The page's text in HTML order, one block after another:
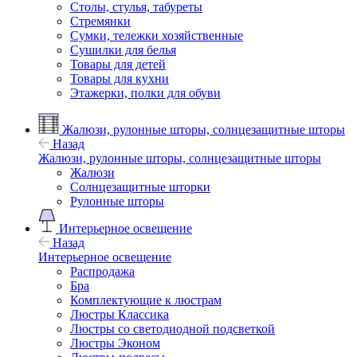
Столы, стулья, табуреты
Стремянки
Сумки, тележки хозяйственные
Сушилки для белья
Товары для детей
Товары для кухни
Этажерки, полки для обуви
Жалюзи, рулонные шторы, солнцезащитные шторы
Назад
Жалюзи, рулонные шторы, солнцезащитные шторы
Жалюзи
Солнцезащитные шторки
Рулонные шторы
Интерьерное освещение
Назад
Интерьерное освещение
Распродажа
Бра
Комплектующие к люстрам
Люстры Классика
Люстры со светодиодной подсветкой
Люстры Эконом